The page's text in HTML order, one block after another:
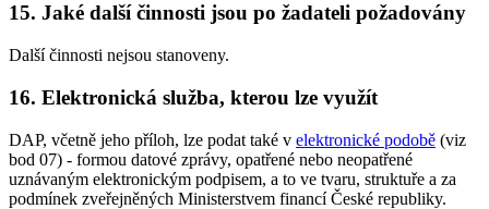
15. Jaké další činnosti jsou po žadateli požadovány
Další činnosti nejsou stanoveny.
16. Elektronická služba, kterou lze využít
DAP, včetně jeho příloh, lze podat také v elektronické podobě (viz
bod 07) - formou datové zprávy, opatřené nebo neopatřené
uznávaným elektronickým podpisem, a to ve tvaru, struktuře a za
podmínek zveřejněných Ministerstvem financí České republiky.